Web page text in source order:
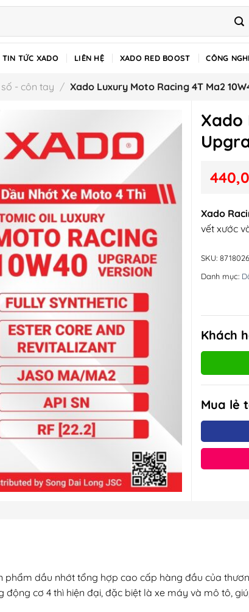
TIN TỨC XADO LIÊN HỆ XADO RED BOOST CÔNG
- côn tay / Xado Luxury Moto Racing 4T Ma2
Xado
Xado
vết xước
SKU:
Danh mục:
Khách
Mua lẻ
phẩm dầu nhớt tổng hợp cao cấp hàng đầu của
cơ 4 thì hiện đại, đặc biệt là xe máy và mô tô,